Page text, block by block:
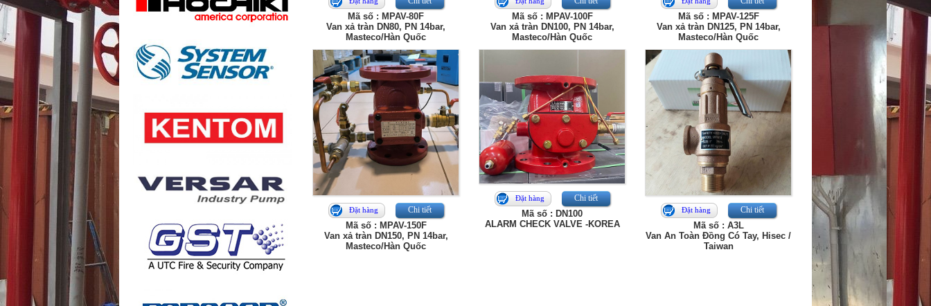
Mã số : MPAV-80F
Van xả tràn DN80, PN 14bar,
Masteco/Hàn Quốc
Mã số : MPAV-100F
Van xả tràn DN100, PN 14bar,
Masteco/Hàn Quốc
Mã số : MPAV-125F
Van xả tràn DN125, PN 14bar,
Masteco/Hàn Quốc
Đặt hàng Chi tiết
Mã số : MPAV-150F
Van xả tràn DN150, PN 14bar,
Masteco/Hàn Quốc
Đặt hàng Chi tiết
Mã số : DN100
ALARM CHECK VALVE -KOREA
Đặt hàng Chi tiết
Mã số : A3L
Van An Toàn Đồng Có Tay, Hisec /
Taiwan